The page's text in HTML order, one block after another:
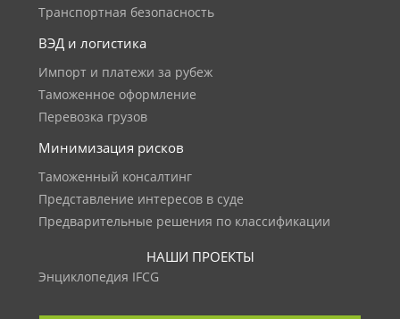
Транспортная безопасность
ВЭД и логистика
Импорт и платежи за рубеж
Таможенное оформление
Перевозка грузов
Минимизация рисков
Таможенный консалтинг
Представление интересов в суде
Предварительные решения по классификации
НАШИ ПРОЕКТЫ
Энциклопедия IFCG